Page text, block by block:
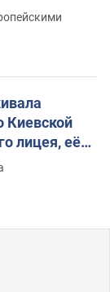
Киевской
лицея, её